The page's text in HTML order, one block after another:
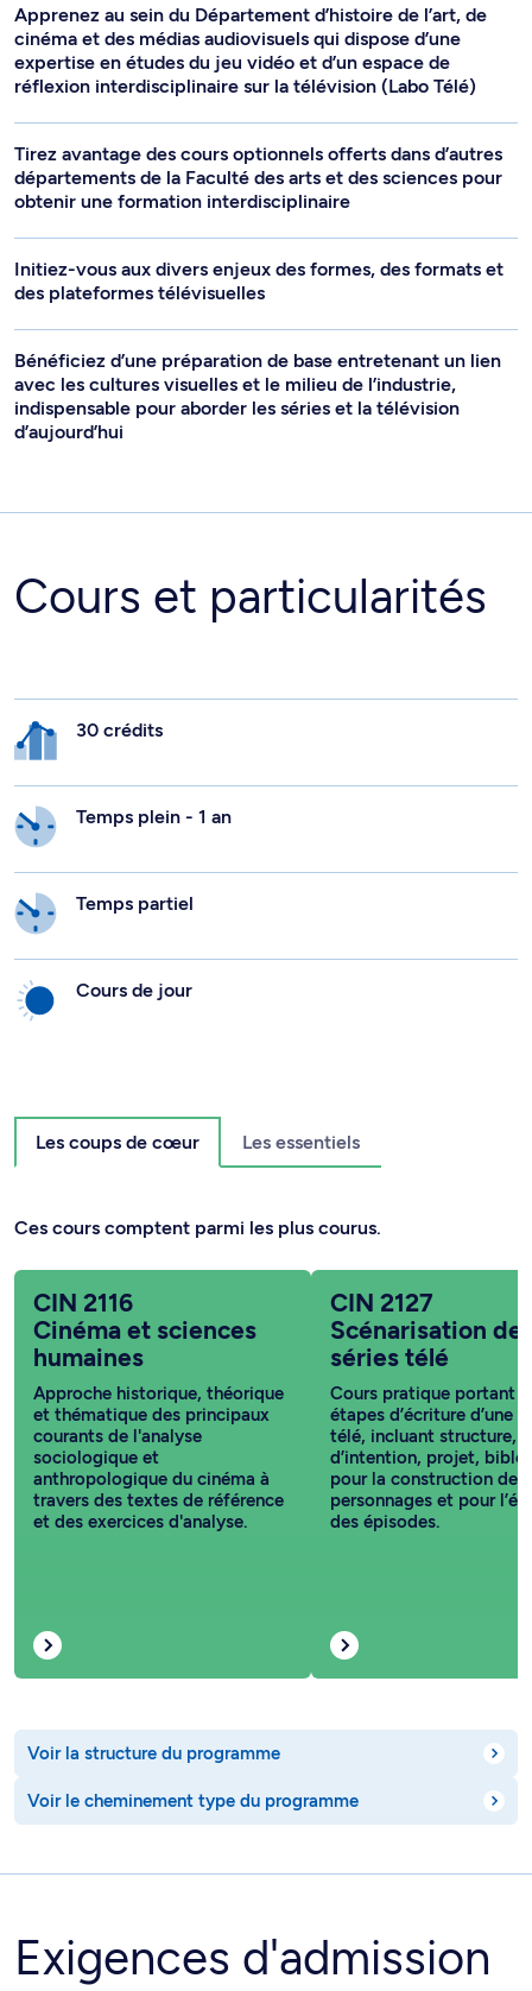
Apprenez au sein du Département d’histoire de l’art, de
cinéma et des médias audiovisuels qui dispose d’une
expertise en études du jeu vidéo et d’un espace de
réflexion interdisciplinaire sur la télévision (Labo Télé)
Tirez avantage des cours optionnels offerts dans d’autres
départements de la Faculté des arts et des sciences pour
obtenir une formation interdisciplinaire
Initiez-vous aux divers enjeux des formes, des formats et
des plateformes télévisuelles
Bénéficiez d’une préparation de base entretenant un lien
avec les cultures visuelles et le milieu de l’industrie,
indispensable pour aborder les séries et la télévision
d’aujourd’hui
Cours et particularités
30 crédits
Temps plein - 1 an
Temps partiel
Cours de jour
Les coups de cœur Les essentiels
Ces cours comptent parmi les plus courus.
CIN 2116
Cinéma et sciences
humaines
Approche historique, théorique
et thématique des principaux
courants de l'analyse
sociologique et
anthropologique du cinéma à
travers des textes de référence
et des exercices d'analyse.
CIN 2127
Scénarisation
séries télé
Cours pratique portant
étapes d’écriture d’une
télé, incluant structure,
d’intention, projet,
pour la construction des
personnages et pour
des épisodes.
Voir la structure du programme
Voir le cheminement type du programme
Exigences d'admission